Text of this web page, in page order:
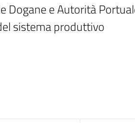
Dogane e Autorità
sistema produttivo